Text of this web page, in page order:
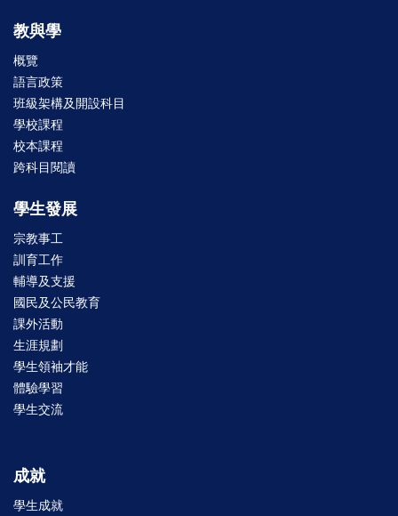
教與學
概覽
語言政策
班級架構及開設科目
學校課程
校本課程
跨科目閱讀
學生發展
宗教事工
訓育工作
輔導及支援
國民及公民教育
課外活動
生涯規劃
學生領袖才能
體驗學習
學生交流
成就
學生成就